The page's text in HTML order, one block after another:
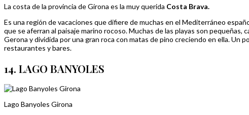
La costa de la provincia de Girona es la muy querida Costa Brava.
Es una región de vacaciones que difiere de muchas en el Mediterráneo
que se aferran al paisaje marino rocoso. Muchas de las playas son
Gerona y dividida por una gran roca con matas de pino creciendo en ella. Un
restaurantes y bares.
14. LAGO BANYOLES
Lago Banyoles Girona